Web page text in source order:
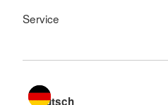
Service
Sprache wechseln zu